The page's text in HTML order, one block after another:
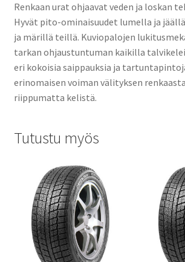
Renkaan urat ohjaavat veden ja loskan
Hyvät pito-ominaisuudet lumella ja
ja märillä teillä. Kuviopalojen
tarkan ohjaustuntuman kaikilla
eri kokoisia saippauksia ja
erinomaisen voiman välityksen
riippumatta kelistä.
Tutustu myös